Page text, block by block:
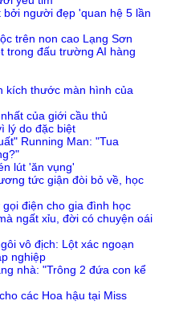
bởi người đẹp 'quan hệ 5 lần
trên non cao Lạng Sơn
trong đấu trường AI hàng
kích thước màn hình của
của giới cầu thủ
lý do đặc biệt
Running Man: "Tua
lút 'ăn vụng'
tức giận đòi bỏ về, học
điện cho gia đình học
ngất xỉu, đời có chuyện oái
vô địch: Lột xác ngoạn
nghiệp
nhà: "Trông 2 đứa con kể
các Hoa hậu tại Miss